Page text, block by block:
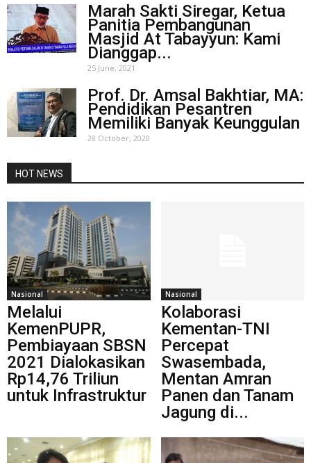
Marah Sakti Siregar, Ketua
Panitia Pembangunan
Masjid At Tabayyun: Kami
Dianggap...
25 June, 2021
Prof. Dr. Amsal Bakhtiar, MA:
Pendidikan Pesantren
Memiliki Banyak Keunggulan
28 October, 2020
HOT NEWS
Nasional
Melalui
KemenPUPR,
Pembiayaan SBSN
2021 Dialokasikan
Rp14,76 Triliun
untuk Infrastruktur
Nasional
Kolaborasi
Kementan-TNI
Percepat
Swasembada,
Mentan Amran
Panen dan Tanam
Jagung di...